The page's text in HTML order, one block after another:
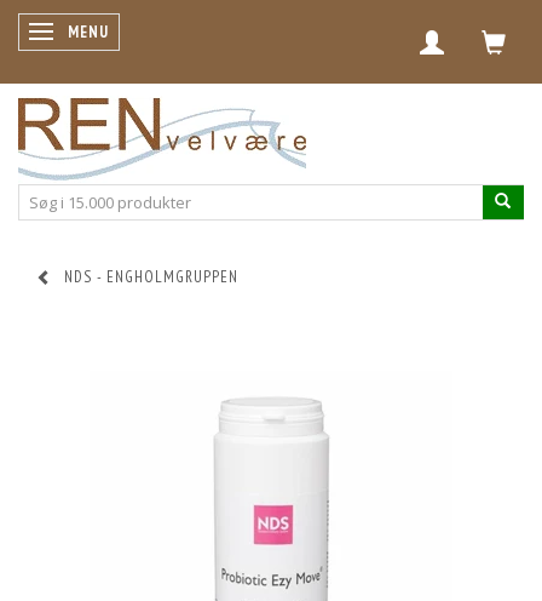
SKIFTE NAVIGATION
MENU
NDS - ENGHOLMGRUPPEN